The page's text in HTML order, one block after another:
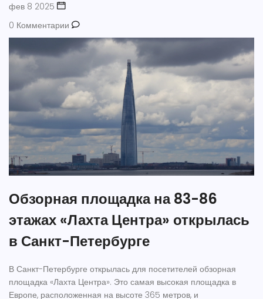
фев 8 2025
0 Комментарии
Обзорная площадка на 83-86
этажах «Лахта Центра» открылась
в Санкт-Петербурге
В Санкт-Петербурге открылась для посетителей обзорная
площадка «Лахта Центра». Это самая высокая площадка в
Европе, расположенная на высоте 365 метров, и